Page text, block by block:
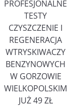
PROFESJONALNE
TESTY
CZYSZCZENIE I
REGENERACJA
WTRYSKIWACZY
BENZYNOWYCH
W GORZOWIE
WIELKOPOLSKIM
JUŻ 49 ZŁ